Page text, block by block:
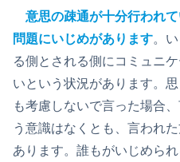
意思の疎通が十分行われ
問題にいじめがあります。
る側とされる側にコミュニ
いという状況があります。
も考慮しないで言った場合
う意識はなくとも、言われ
あります。誰もがいじめら